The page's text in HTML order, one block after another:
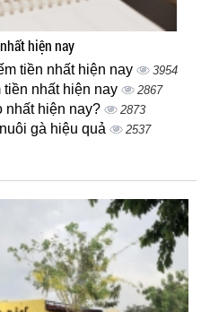
hiện nay
tiền nhất hiện nay 3954
nhất hiện nay 2867
nhất hiện nay? 2873
gà hiệu quả 2537